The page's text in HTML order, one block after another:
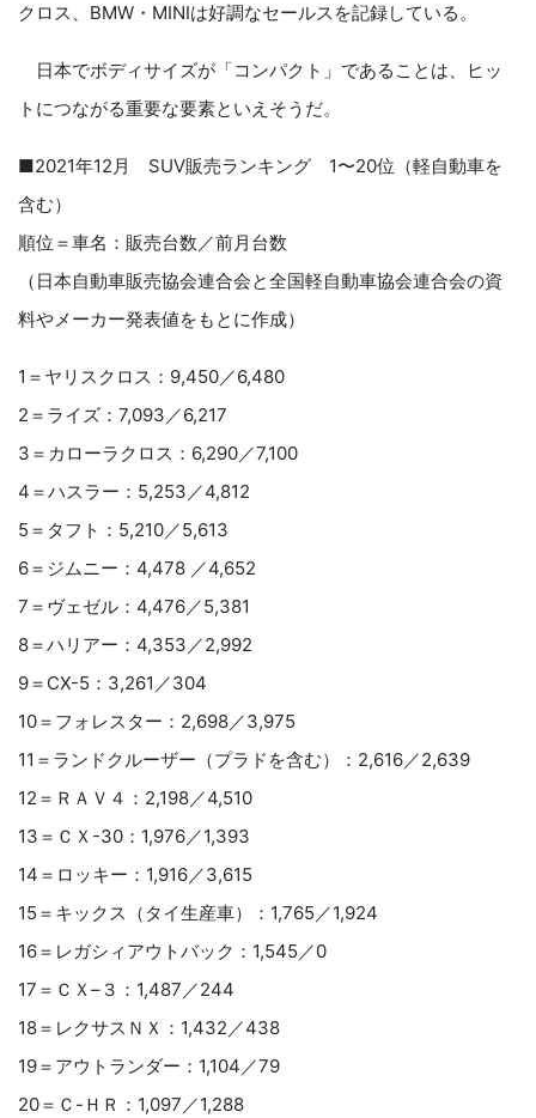
クロス、BMW・MINIは好調なセールスを記録している。
日本でボディサイズが「コンパクト」であることは、ヒッ
トにつながる重要な要素といえそうだ。
■2021年12月 SUV販売ランキング 1〜20位（軽自動車を
含む）
順位＝車名：販売台数／前月台数
（日本自動車販売協会連合会と全国軽自動車協会連合会の資
料やメーカー発表値をもとに作成）
1＝ヤリスクロス：9,450／6,480
2＝ライズ：7,093／6,217
3＝カローラクロス：6,290／7,100
4＝ハスラー：5,253／4,812
5＝タフト：5,210／5,613
6＝ジムニー：4,478 ／4,652
7＝ヴェゼル：4,476／5,381
8＝ハリアー：4,353／2,992
9＝CX-5：3,261／304
10＝フォレスター：2,698／3,975
11＝ランドクルーザー（プラドを含む）：2,616／2,639
12＝ＲＡＶ４：2,198／4,510
13＝ＣＸ-30：1,976／1,393
14＝ロッキー：1,916／3,615
15＝キックス（タイ生産車）：1,765／1,924
16＝レガシィアウトバック：1,545／0
17＝ＣＸ–３：1,487／244
18＝レクサスＮＸ：1,432／438
19＝アウトランダー：1,104／79
20＝Ｃ-ＨＲ：1,097／1,288